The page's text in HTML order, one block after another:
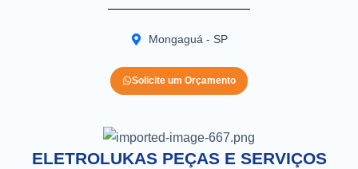
Mongaguá - SP
Solicite um Orçamento
ELETROLUKAS PEÇAS E SERVIÇOS